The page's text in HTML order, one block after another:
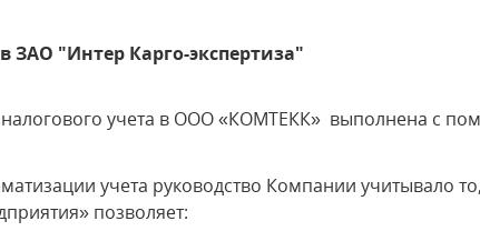
ЗАО "Интер Карго-экспертиза"
налогового учета в ООО «КОМТЕКК» выполнена с
учета руководство Компании учитывало
позволяет: